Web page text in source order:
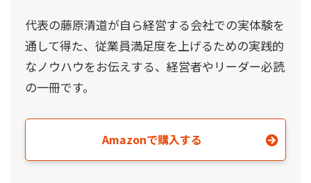
代表の藤原清道が自ら経営する会社での実体験を
通して得た、従業員満足度を上げるための実践的
なノウハウをお伝えする、経営者やリーダー必読
の一冊です。
Amazonで購入する